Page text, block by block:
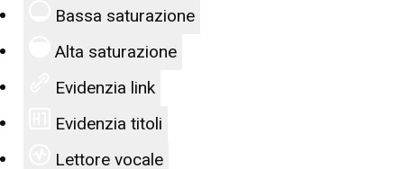
Bassa saturazione
Alta saturazione
Evidenzia link
Evidenzia titoli
Lettore vocale